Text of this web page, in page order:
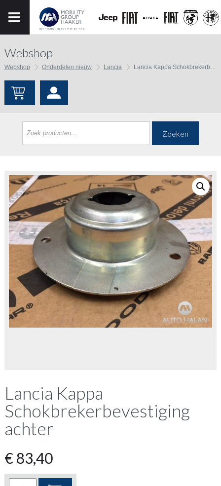
Webshop
Webshop Onderdelen nieuw Lancia Lancia Kappa Schokbrekerbevestiging achter
Zoeken
Lancia Kappa
Schokbrekerbevestiging
achter
€83,40